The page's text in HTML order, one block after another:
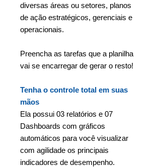
diversas áreas ou setores, planos
de ação estratégicos, gerenciais e
operacionais.
Preencha as tarefas que a planilha
vai se encarregar de gerar o resto!
Tenha o controle total em suas
mãos
Ela possui 03 relatórios e 07
Dashboards com gráficos
automáticos para você visualizar
com agilidade os principais
indicadores de desempenho.